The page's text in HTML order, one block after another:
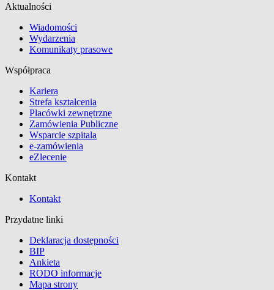
Aktualności
Wiadomości
Wydarzenia
Komunikaty prasowe
Współpraca
Kariera
Strefa kształcenia
Placówki zewnętrzne
Zamówienia Publiczne
Wsparcie szpitala
e-zamówienia
eZlecenie
Kontakt
Kontakt
Przydatne linki
Deklaracja dostępności
BIP
Ankieta
RODO informacje
Mapa strony